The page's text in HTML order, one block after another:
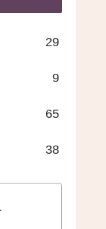
29
9
65
38